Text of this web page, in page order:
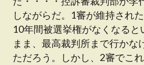
しながらだ。1審が維持され
10年間被選挙権がなくなると
まま、最高裁判所まで行かな
ただろう。しかし、2審でこ